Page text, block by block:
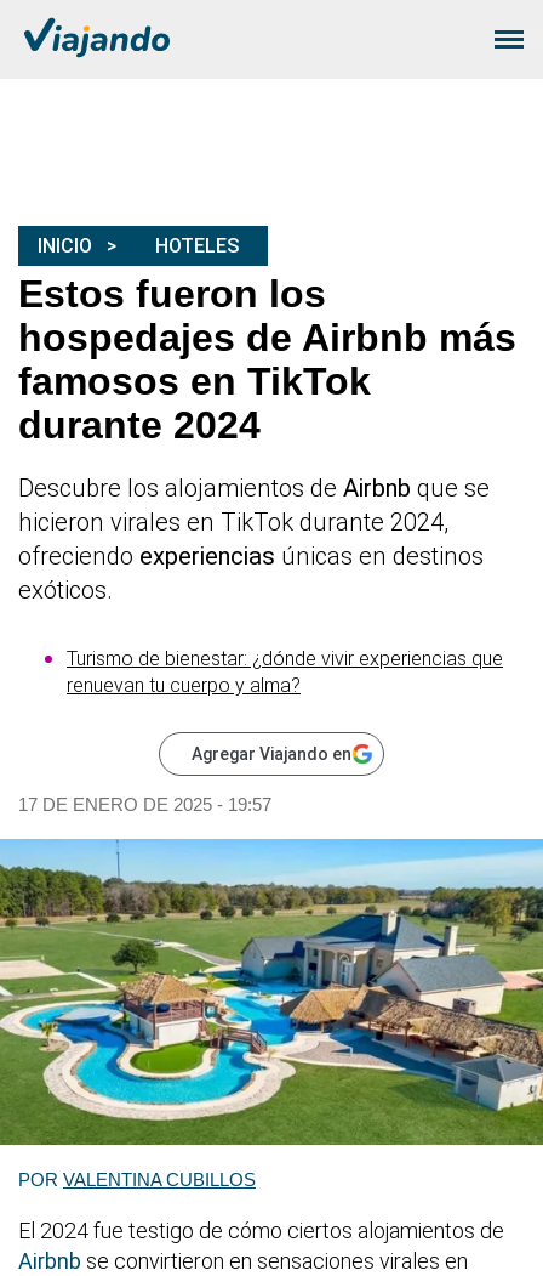
INICIO HOTELES
Estos fueron los
hospedajes de Airbnb más
famosos en TikTok
durante 2024
Descubre los alojamientos de Airbnb que se
hicieron virales en TikTok durante 2024,
ofreciendo experiencias únicas en destinos
exóticos.
Turismo de bienestar: ¿dónde vivir experiencias que
renuevan tu cuerpo y alma?
Agregar Viajando en
17 DE ENERO DE 2025 - 19:57
POR VALENTINA CUBILLOS
El 2024 fue testigo de cómo ciertos alojamientos de
Airbnb se convirtieron en sensaciones virales en